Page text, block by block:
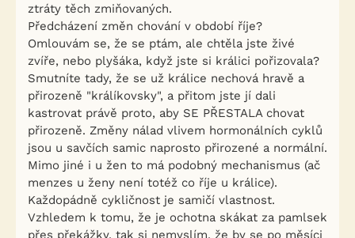
ztráty těch zmiňovaných.
Předcházení změn chování v období říje?
Omlouvám se, že se ptám, ale chtěla jste živé
zvíře, nebo plyšáka, když jste si králici pořizovala?
Smutníte tady, že se už králice nechová hravě a
přirozeně "králíkovsky", a přitom jste jí dali
kastrovat právě proto, aby SE PŘESTALA chovat
přirozeně. Změny nálad vlivem hormonálních cyklů
jsou u savčích samic naprosto přirozené a normální.
Mimo jiné i u žen to má podobný mechanismus (ač
menzes u ženy není totéž co říje u králice).
Každopádně cykličnost je samičí vlastnost.
Vzhledem k tomu, že je ochotna skákat za pamlsek
přes překážky, tak si nemyslím, že by se po měsíci